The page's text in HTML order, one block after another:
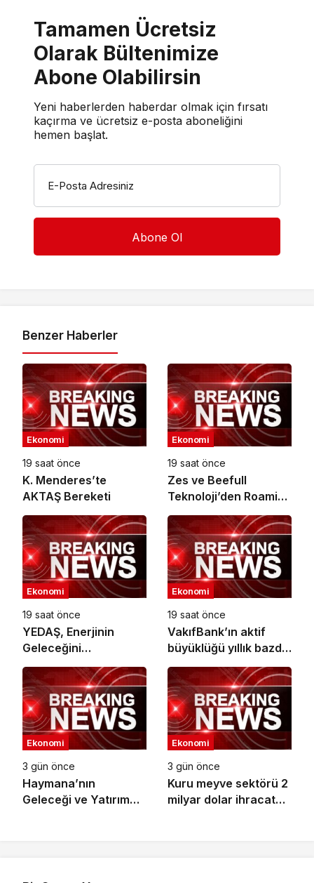
Tamamen Ücretsiz
Olarak Bültenimize
Abone Olabilirsin
Yeni haberlerden haberdar olmak için fırsatı
kaçırma ve ücretsiz e-posta aboneliğini
hemen başlat.
E-Posta Adresiniz
Benzer Haberler
Ekonomi
19 saat önce
K. Menderes’te
AKTAŞ Bereketi
Ekonomi
19 saat önce
Zes ve Beefull
Teknoloji’den Roaming
İş Birliği
Ekonomi
19 saat önce
YEDAŞ, Enerjinin
Geleceğini
Şekillendirecek Genç
Yetenekleri Arıyor
Ekonomi
19 saat önce
VakıfBank’ın aktif
büyüklüğü yıllık bazda
yüzde 28 artışla 5,8
trilyon TL’yi aştı
Ekonomi
3 gün önce
Haymana’nın
Geleceği ve Yatırım
Ekonomi
3 gün önce
Kuru meyve sektörü 2
milyar dolar ihracat